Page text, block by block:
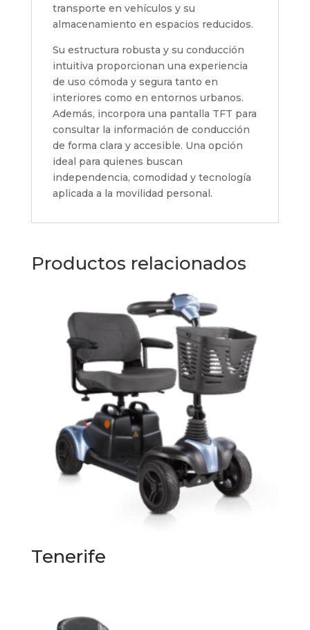
transporte en vehículos y su
almacenamiento en espacios reducidos.
Su estructura robusta y su conducción
intuitiva proporcionan una experiencia
de uso cómoda y segura tanto en
interiores como en entornos urbanos.
Además, incorpora una pantalla TFT para
consultar la información de conducción
de forma clara y accesible. Una opción
ideal para quienes buscan
independencia, comodidad y tecnología
aplicada a la movilidad personal.
Productos relacionados
Tenerife